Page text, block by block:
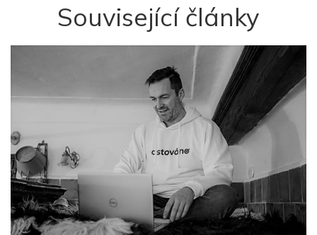
Související články